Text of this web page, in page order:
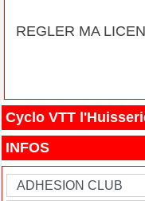
Cyclo VTT
INFOS
REGLER MA